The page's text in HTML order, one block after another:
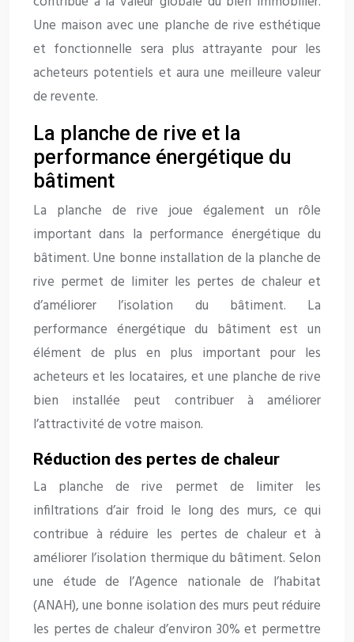
Une maison avec une planche de rive esthétique
et fonctionnelle sera plus attrayante pour les
acheteurs potentiels et aura une meilleure valeur
de revente.
La planche de rive et la
performance énergétique du
bâtiment
La planche de rive joue également un rôle
important dans la performance énergétique du
bâtiment. Une bonne installation de la planche de
rive permet de limiter les pertes de chaleur et
d’améliorer l’isolation du bâtiment. La
performance énergétique du bâtiment est un
élément de plus en plus important pour les
acheteurs et les locataires, et une planche de rive
bien installée peut contribuer à améliorer
l’attractivité de votre maison.
Réduction des pertes de chaleur
La planche de rive permet de limiter les
infiltrations d’air froid le long des murs, ce qui
contribue à réduire les pertes de chaleur et à
améliorer l’isolation thermique du bâtiment. Selon
une étude de l’Agence nationale de l’habitat
(ANAH), une bonne isolation des murs peut réduire
les pertes de chaleur d’environ 30% et permettre